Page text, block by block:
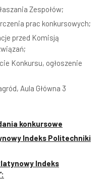
Zespołów;
prac konkursowych;
przed Komisją
Konkursu, ogłoszenie
Aula Główna 3
konkursowe
Indeks Politechniki
Indeks